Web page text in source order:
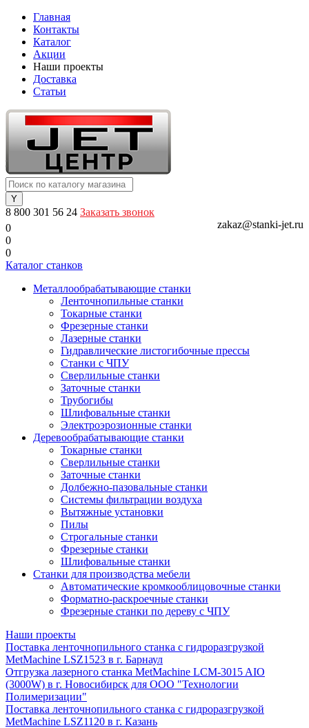
Главная
Контакты
Каталог
Акции
Наши проекты
Доставка
Статьи
8 800 301 56 24 Заказать звонок
zakaz@stanki-jet.ru
0
0
0
Каталог станков
Металлообрабатывающие станки
Ленточнопильные станки
Токарные станки
Фрезерные станки
Лазерные станки
Гидравлические листогибочные прессы
Станки с ЧПУ
Сверлильные станки
Заточные станки
Трубогибы
Шлифовальные станки
Электроэрозионные станки
Деревообрабатывающие станки
Токарные станки
Сверлильные станки
Заточные станки
Долбежно-пазовальные станки
Системы фильтрации воздуха
Вытяжные установки
Пилы
Строгальные станки
Фрезерные станки
Шлифовальные станки
Станки для производства мебели
Автоматические кромкооблицовочные станки
Форматно-раскроечные станки
Фрезерные станки по дереву с ЧПУ
Наши проекты
Поставка ленточнопильного станка c гидроразгрузкой
MetMachine LSZ1523 в г. Барнаул
Отгрузка лазерного станка MetMachine LCM-3015 AIO
(3000W) в г. Новосибирск для ООО "Технологии
Полимеризации"
Поставка ленточнопильного станка c гидроразгрузкой
MetMachine LSZ1120 в г. Казань